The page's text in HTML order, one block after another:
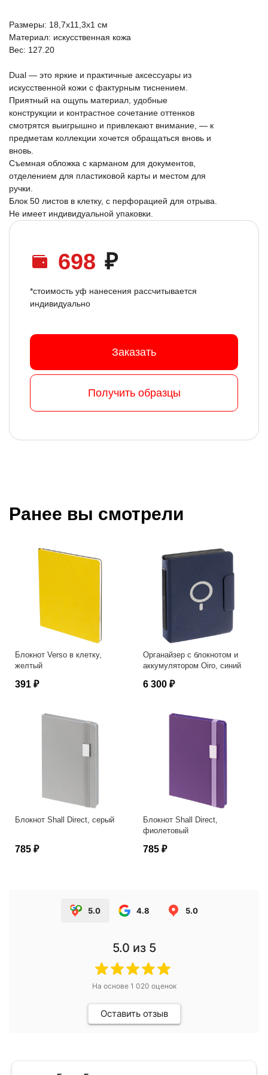
Размеры: 18,7х11,3х1 см
Материал: искусственная кожа
Вес: 127.20
Dual — это яркие и практичные аксессуары из
искусственной кожи с фактурным тиснением.
Приятный на ощупь материал, удобные
конструкции и контрастное сочетание оттенков
смотрятся выигрышно и привлекают внимание, — к
предметам коллекции хочется обращаться вновь и
вновь.
Съемная обложка с карманом для документов,
отделением для пластиковой карты и местом для
ручки.
Блок 50 листов в клетку, с перфорацией для отрыва.
Не имеет индивидуальной упаковки.
698 ₽
*стоимость уф нанесения рассчитывается
индивидуально
Заказать
Получить образцы
Ранее вы смотрели
Блокнот Verso в клетку,
желтый
391 ₽
Органайзер с блокнотом и
аккумулятором Oiro, синий
6 300 ₽
Блокнот Shall Direct, серый
785 ₽
Блокнот Shall Direct,
фиолетовый
785 ₽
5.0 4.8 5.0
5.0 из 5
На основе 1 020 оценок
Оставить отзыв